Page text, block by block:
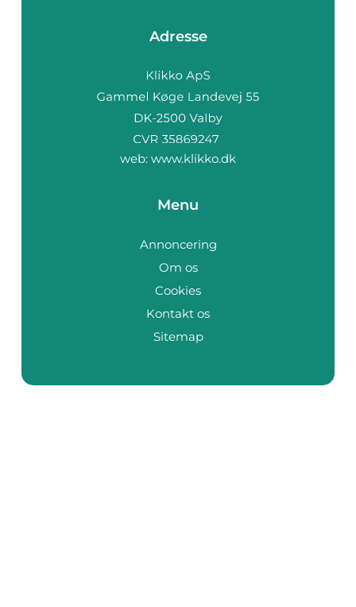
Adresse
web: www.klikko.dk
Menu
Annoncering
Om os
Cookies
Kontakt os
Sitemap